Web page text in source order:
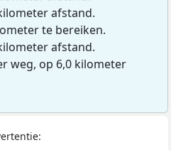
afstand.
te bereiken.
afstand.
weg, op 6,0 kilometer